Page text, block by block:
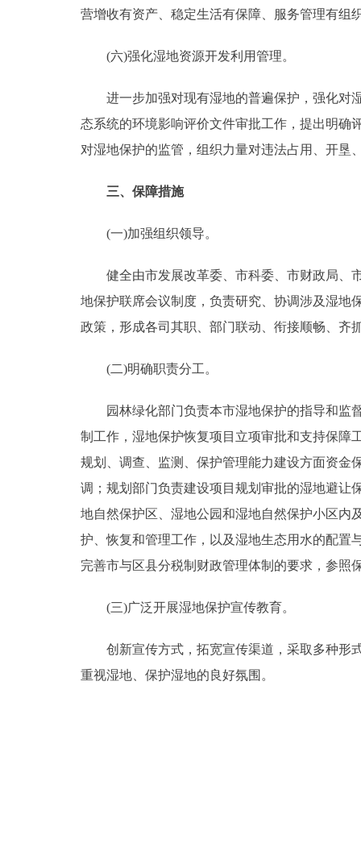
营增收有资产、稳定生活有保障、服务管理有组
(六)强化湿地资源开发利用管理。
进一步加强对现有湿地的普遍保护，强化对湿
态系统的环境影响评价文件审批工作，提出明确
对湿地保护的监管，组织力量对违法占用、开垦
三、保障措施
(一)加强组织领导。
健全由市发展改革委、市科委、市财政局、市
地保护联席会议制度，负责研究、协调涉及湿地
政策，形成各司其职、部门联动、衔接顺畅、齐
(二)明确职责分工。
园林绿化部门负责本市湿地保护的指导和监督
制工作，湿地保护恢复项目立项审批和支持保障
规划、调查、监测、保护管理能力建设方面资金
调；规划部门负责建设项目规划审批的湿地避让
地自然保护区、湿地公园和湿地自然保护小区内
护、恢复和管理工作，以及湿地生态用水的配置
完善市与区县分税制财政管理体制的要求，参照
(三)广泛开展湿地保护宣传教育。
创新宣传方式，拓宽宣传渠道，采取多种形式
重视湿地、保护湿地的良好氛围。